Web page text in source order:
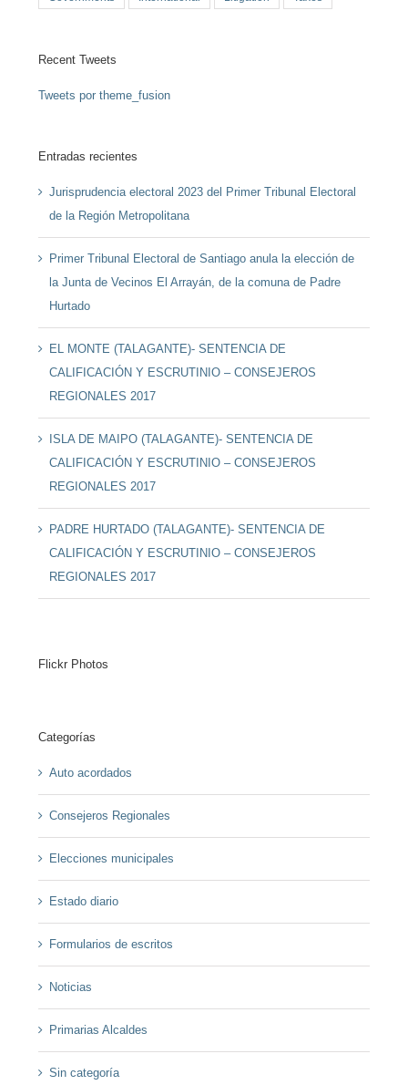
Recent Tweets
Tweets por theme_fusion
Entradas recientes
Jurisprudencia electoral 2023 del Primer Tribunal Electoral
de la Región Metropolitana
Primer Tribunal Electoral de Santiago anula la elección de
la Junta de Vecinos El Arrayán, de la comuna de Padre
Hurtado
EL MONTE (TALAGANTE)- SENTENCIA DE
CALIFICACIÓN Y ESCRUTINIO – CONSEJEROS
REGIONALES 2017
ISLA DE MAIPO (TALAGANTE)- SENTENCIA DE
CALIFICACIÓN Y ESCRUTINIO – CONSEJEROS
REGIONALES 2017
PADRE HURTADO (TALAGANTE)- SENTENCIA DE
CALIFICACIÓN Y ESCRUTINIO – CONSEJEROS
REGIONALES 2017
Flickr Photos
Categorías
Auto acordados
Consejeros Regionales
Elecciones municipales
Estado diario
Formularios de escritos
Noticias
Primarias Alcaldes
Sin categoría